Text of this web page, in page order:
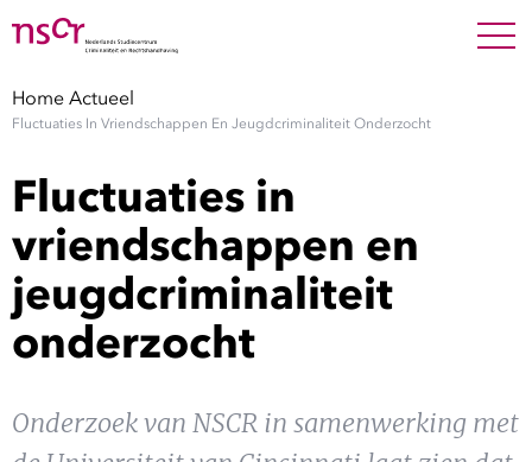
Medewerkers
Factsheets
Publicaties
Over NSCR Show
Home Actueel
Fluctuaties In Vriendschappen En Jeugdcriminaliteit Onderzocht
Fluctuaties in
vriendschappen en
jeugdcriminaliteit
onderzocht
Onderzoek van NSCR in samenwerking met